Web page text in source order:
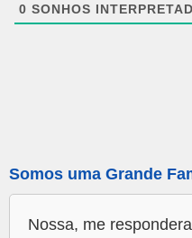
0 SONHOS
Somos uma Grande
Nossa, me